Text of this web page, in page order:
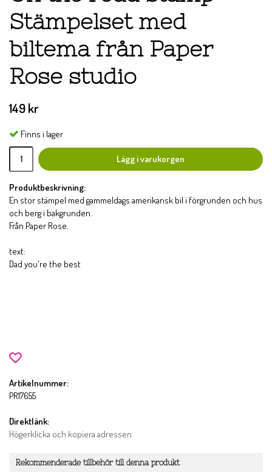
Stämpelset med
biltema från Paper
Rose studio
149 kr
Finns i lager
Lägg i varukorgen
Produktbeskrivning:
En stor stämpel med gammeldags amerikansk bil i förgrunden och hus
och berg i bakgrunden.
Från Paper Rose.
text:
Dad you're the best
Artikelnummer:
PR17655
Direktlänk:
Högerklicka och kopiera adressen
Rekommenderade tillbehör till denna produkt